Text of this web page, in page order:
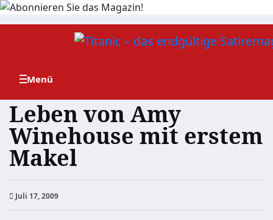
Zum
Leben von Amy
Winehouse mit erstem
Makel
Juli 17, 2009